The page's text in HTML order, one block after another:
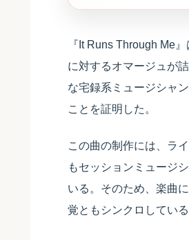
『It Runs Through Me
に対するオマージュが
な宅録系ミュージシャ
ことを証明した。
この曲の制作には、ラ
もセッションミュージ
いる。そのため、楽曲
覚ともシンクロしている